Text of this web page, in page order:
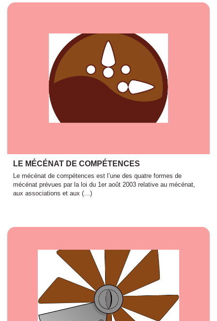
LE MÉCÉNAT DE COMPÉTENCES
Le mécénat de compétences est l’une des quatre formes de
mécénat prévues par la loi du 1er août 2003 relative au mécénat,
aux associations et aux (…)